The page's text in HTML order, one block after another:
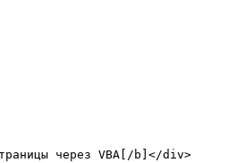
через VBA[/b]</div>